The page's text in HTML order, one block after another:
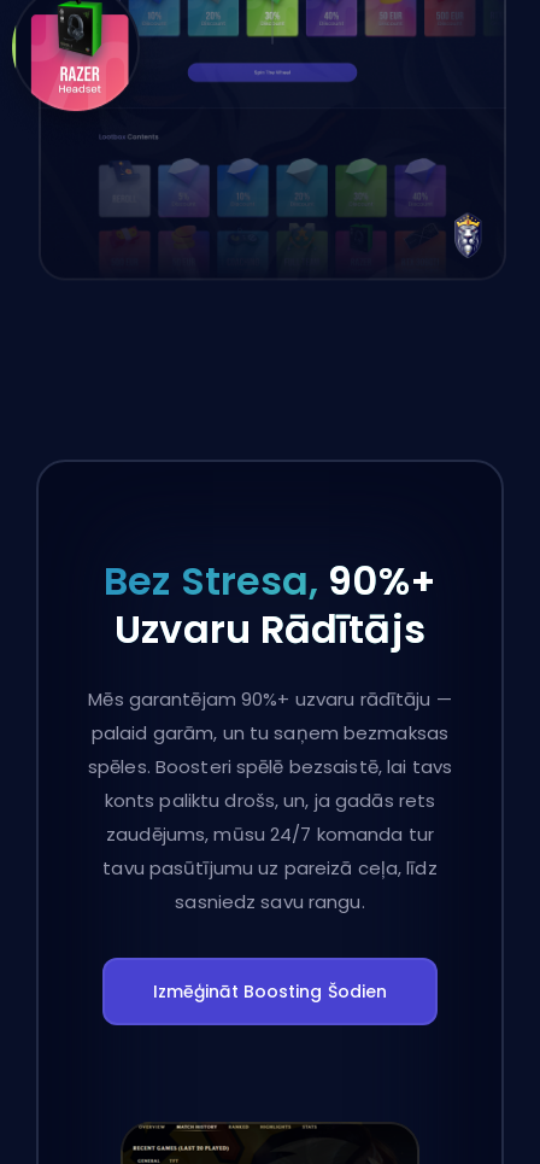
Bez Stresa, 90%+
Uzvaru Rādītājs
Mēs garantējam 90%+ uzvaru rādītāju —
palaid garām, un tu saņem bezmaksas
spēles. Boosteri spēlē bezsaistē, lai tavs
konts paliktu drošs, un, ja gadās rets
zaudējums, mūsu 24/7 komanda tur
tavu pasūtījumu uz pareizā ceļa, līdz
sasniedz savu rangu.
Izmēģināt Boosting Šodien